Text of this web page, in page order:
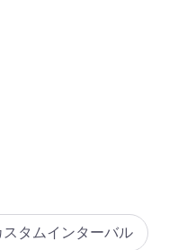
タムインターバル